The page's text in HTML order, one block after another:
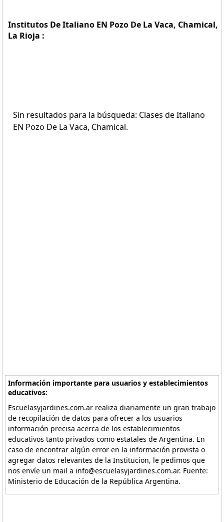
Institutos De Italiano EN Pozo De La Vaca, Chamical,
La Rioja :
Sin resultados para la búsqueda: Clases de Italiano
EN Pozo De La Vaca, Chamical.
Información importante para usuarios y establecimientos
educativos:
Escuelasyjardines.com.ar realiza diariamente un gran trabajo
de recopilación de datos para ofrecer a los usuarios
información precisa acerca de los establecimientos
educativos tanto privados como estatales de Argentina. En
caso de encontrar algún error en la información provista o
agregar datos relevantes de la Institucion, le pedimos que
nos envíe un mail a info@escuelasyjardines.com.ar. Fuente:
Ministerio de Educación de la República Argentina.